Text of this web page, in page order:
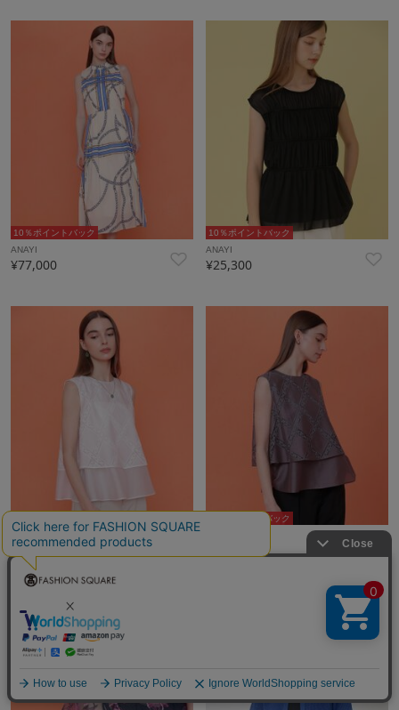
10％ポイントバック
ANAYI
¥77,000
10％ポイントバック
ANAYI
¥25,300
¥36,300
10％ポイントバック